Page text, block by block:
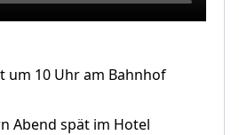
um 10 Uhr am Bahnhof
Abend spät im Hotel